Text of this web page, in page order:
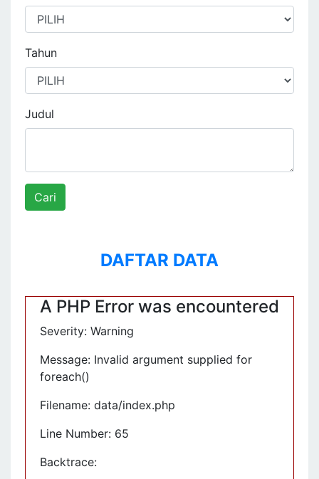
Tahun
Judul
Cari
DAFTAR DATA
A PHP Error was encountered
Severity: Warning
Message: Invalid argument supplied for
foreach()
Filename: data/index.php
Line Number: 65
Backtrace: